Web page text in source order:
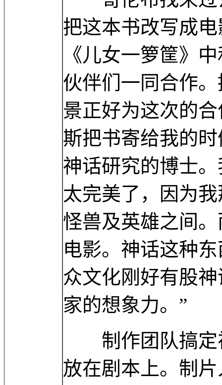
把这本书改写成
《儿女一箩筐》
伙伴们一同合作
景正好为这次的
斯把书寄给我的
神话研究的博士
太完美了，因为
怪兽及英雄之间
电影。神话这种
众文化刚好有股
家的想象力。”
制作团队搞定
放在剧本上。制